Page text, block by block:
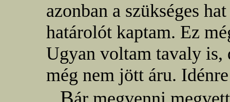
azonban a szükséges
határolót kaptam. Ez
Ugyan voltam tavaly is,
még nem jött áru.